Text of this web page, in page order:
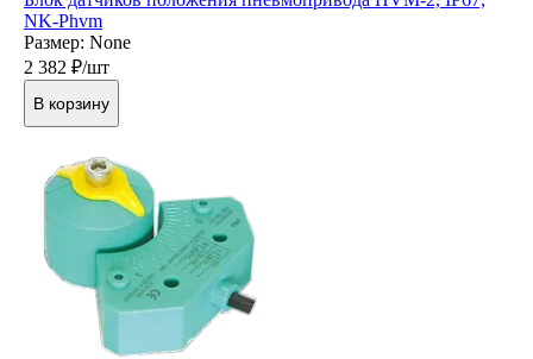
NK-Phvm
Размер: None
2 382 ₽/шт
В корзину